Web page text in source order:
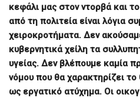
κεφάλι μας στον ντορβά και
από τη πολιτεία είναι λόγια
χειροκροτήματα. Δεν
κυβερνητικά χείλη τα
υγείας. Δεν βλέπουμε καμία
νόμου που θα χαρακτηρίζει
ως εργατικό ατύχημα. Οι